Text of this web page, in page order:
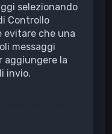
selezionando
Controllo
evitare che una
messaggi
aggiungere la
invio.